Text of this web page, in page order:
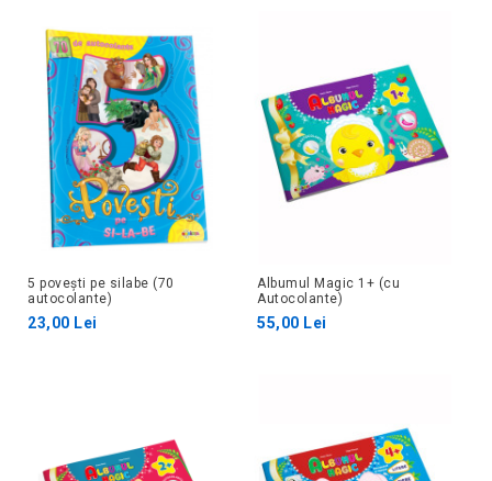
5 povești pe silabe (70
autocolante)
23,00 Lei
Albumul Magic 1+ (cu
Autocolante)
55,00 Lei